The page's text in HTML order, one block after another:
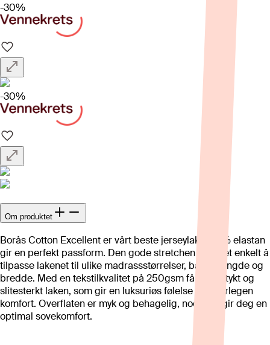
-30%
-30%
Om produktet
Borås Cotton Excellent er vårt beste jerseylaken, 5% elastan
gir en perfekt passform. Den gode stretchen gjør det enkelt å
tilpasse lakenet til ulike madrassstørrelser, både i lengde og
bredde. Med en tekstilkvalitet på 250gsm får du et tykt og
slitesterkt laken, som gir en luksuriøs følelse og overlegen
komfort. Overflaten er myk og behagelig, noe som gir deg en
optimal sovekomfort.